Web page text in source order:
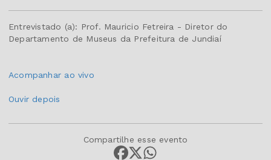
Entrevistado (a): Prof. Mauricio Fetreira - Diretor do
Departamento de Museus da Prefeitura de Jundiaí
Acompanhar ao vivo
Ouvir depois
Compartilhe esse evento